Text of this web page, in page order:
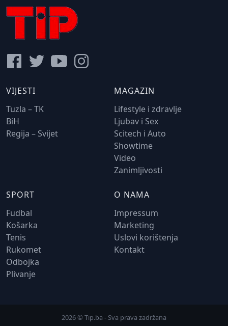
VIJESTI
Tuzla – TK
BiH
Regija – Svijet
MAGAZIN
Lifestyle i zdravlje
Ljubav i Sex
Scitech i Auto
Showtime
Video
Zanimljivosti
SPORT
Fudbal
Košarka
Tenis
Rukomet
Odbojka
Plivanje
O NAMA
Impressum
Marketing
Uslovi korištenja
Kontakt
2026 © Tip.ba - Sva prava zadržana